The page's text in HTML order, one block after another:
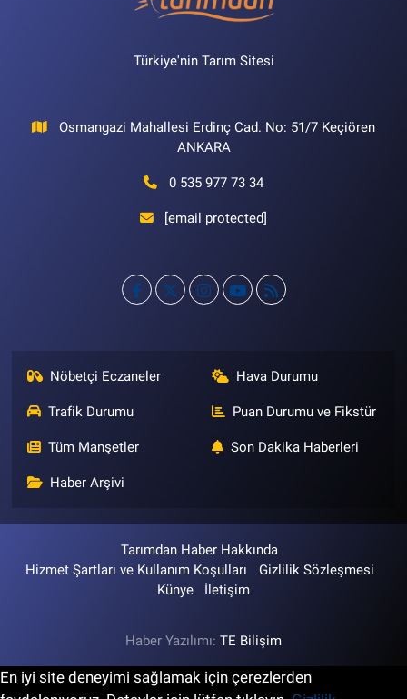
Türkiye'nin Tarım Sitesi
Osmangazi Mahallesi Erdinç Cad. No: 51/7 Keçiören
ANKARA
0 535 977 73 34
[email protected]
Nöbetçi Eczaneler Hava Durumu
Trafik Durumu Puan Durumu ve Fikstür
Tüm Manşetler Son Dakika Haberleri
Haber Arşivi
Tarımdan Haber Hakkında
Hizmet Şartları ve Kullanım Koşulları
Gizlilik Sözleşmesi
Künye
İletişim
Haber Yazılımı: TE Bilişim
En iyi site deneyimi sağlamak için çerezlerden